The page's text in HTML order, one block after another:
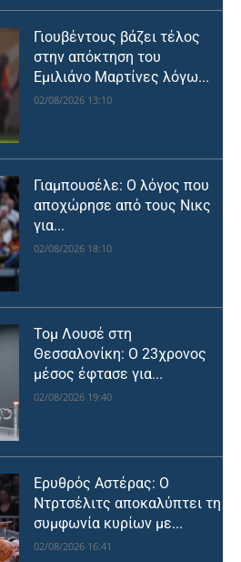
Γιουβέντους βάζει τέλος
στην απόκτηση του
Εμιλιάνο Μαρτίνες λόγω...
02/08/2026 13:10
Γιαμπουσέλε: Ο λόγος που
αποχώρησε από τους Νικς
για...
02/08/2026 18:10
Τομ Λουσέ στη
Θεσσαλονίκη: Ο 23χρονος
μέσος έφτασε για...
02/08/2026 19:40
Ερυθρός Αστέρας: Ο
Ντρτσέλιτς αποκαλύπτει τη
συμφωνία κυρίων με...
02/08/2026 16:41